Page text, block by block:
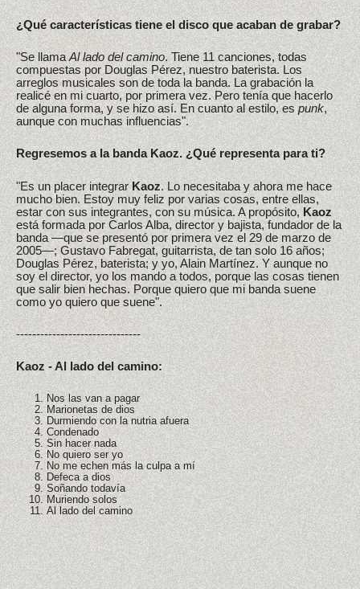
¿Qué características tiene el disco que acaban de grabar?
"Se llamaAl lado del camino. Tiene 11 canciones, todas
compuestas por Douglas Pérez, nuestro baterista. Los
arreglos musicales son de toda la banda. La grabación la
realicé en mi cuarto, por primera vez. Pero tenía que hacerlo
de alguna forma, y se hizo así. En cuanto al estilo, es punk,
aunque con muchas influencias".
Regresemos a la banda Kaoz. ¿Qué representa para ti?
"Es un placer integrarKaoz. Lo necesitaba y ahora me hace
mucho bien. Estoy muy feliz por varias cosas, entre ellas,
estar con sus integrantes, con su música. A propósito,Kaoz
está formada por Carlos Alba, director y bajista, fundador de la
banda —que se presentó por primera vez el 29 de marzo de
2005—; Gustavo Fabregat, guitarrista, de tan solo 16 años;
Douglas Pérez, baterista; y yo, Alain Martínez. Y aunque no
soy el director, yo los mando a todos, porque las cosas tienen
que salir bien hechas. Porque quiero que mi banda suene
como yo quiero que suene".
-------------------------------
Kaoz - Al lado del camino:
Nos las van a pagar
Marionetas de dios
Durmiendo con la nutria afuera
Condenado
Sin hacer nada
No quiero ser yo
No me echen más la culpa a mí
Defeca a dios
Soñando todavía
Muriendo solos
Al lado del camino